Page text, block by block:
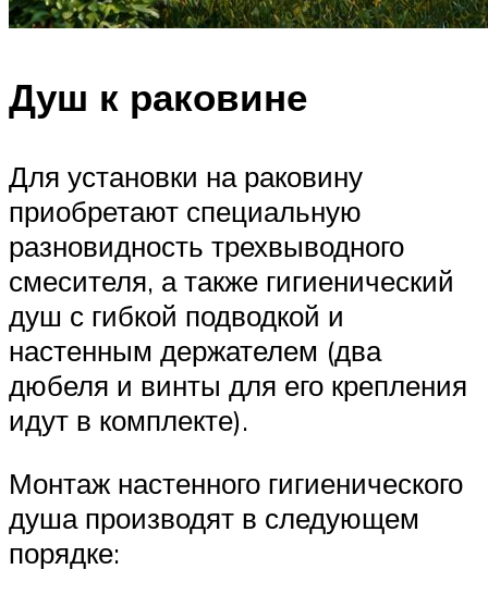
Душ к раковине
Для установки на раковину
приобретают специальную
разновидность трехвыводного
смесителя, а также гигиенический
душ с гибкой подводкой и
настенным держателем (два
дюбеля и винты для его крепления
идут в комплекте).
Монтаж настенного гигиенического
душа производят в следующем
порядке: